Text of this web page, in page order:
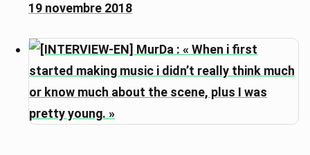
19 novembre 2018